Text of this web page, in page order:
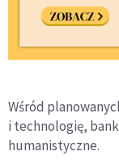
Wśród
i technologię,
humanistyczne.